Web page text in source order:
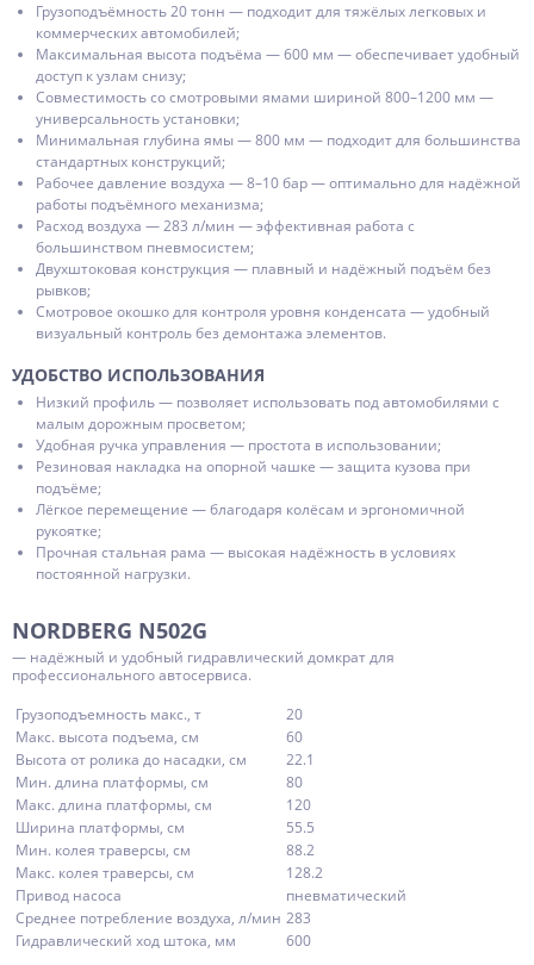
Грузоподъёмность 20 тонн — подходит для тяжёлых легковых и
коммерческих автомобилей;
Максимальная высота подъёма — 600 мм — обеспечивает удобный
доступ к узлам снизу;
Совместимость со смотровыми ямами шириной 800–1200 мм —
универсальность установки;
Минимальная глубина ямы — 800 мм — подходит для большинства
стандартных конструкций;
Рабочее давление воздуха — 8–10 бар — оптимально для надёжной
работы подъёмного механизма;
Расход воздуха — 283 л/мин — эффективная работа с
большинством пневмосистем;
Двухштоковая конструкция — плавный и надёжный подъём без
рывков;
Смотровое окошко для контроля уровня конденсата — удобный
визуальный контроль без демонтажа элементов.
УДОБСТВО ИСПОЛЬЗОВАНИЯ
Низкий профиль — позволяет использовать под автомобилями с
малым дорожным просветом;
Удобная ручка управления — простота в использовании;
Резиновая накладка на опорной чашке — защита кузова при
подъёме;
Лёгкое перемещение — благодаря колёсам и эргономичной
рукоятке;
Прочная стальная рама — высокая надёжность в условиях
постоянной нагрузки.
NORDBERG N502G
— надёжный и удобный гидравлический домкрат для
профессионального автосервиса.
Грузоподъемность макс., т
20
Макс. высота подъема, см
60
Высота от ролика до насадки, см
22.1
Мин. длина платформы, см
80
Макс. длина платформы, см
120
Ширина платформы, см
55.5
Мин. колея траверсы, см
88.2
Макс. колея траверсы, см
128.2
Привод насоса
пневматический
Среднее потребление воздуха, л/мин 283
Гидравлический ход штока, мм
600